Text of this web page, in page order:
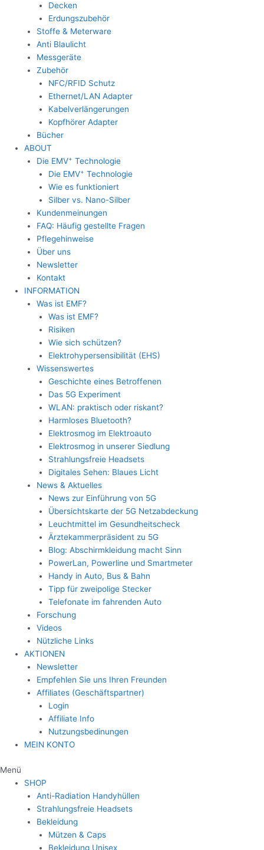
Decken
Erdungszubehör
Stoffe & Meterware
Anti Blaulicht
Messgeräte
Zubehör
NFC/RFID Schutz
Ethernet/LAN Adapter
Kabelverlängerungen
Kopfhörer Adapter
Bücher
ABOUT
Die EMV+ Technologie
Die EMV+ Technologie
Wie es funktioniert
Silber vs. Nano-Silber
Kundenmeinungen
FAQ: Häufig gestellte Fragen
Pflegehinweise
Über uns
Newsletter
Kontakt
INFORMATION
Was ist EMF?
Was ist EMF?
Risiken
Wie sich schützen?
Elektrohypersensibilität (EHS)
Wissenswertes
Geschichte eines Betroffenen
Das 5G Experiment
WLAN: praktisch oder riskant?
Harmloses Bluetooth?
Elektrosmog im Elektroauto
Elektrosmog in unserer Siedlung
Strahlungsfreie Headsets
Digitales Sehen: Blaues Licht
News & Aktuelles
News zur Einführung von 5G
Übersichtskarte der 5G Netzabdeckung
Leuchtmittel im Gesundheitscheck
Ärztekammerpräsident zu 5G
Blog: Abschirmkleidung macht Sinn
PowerLan, Powerline und Smartmeter
Handy in Auto, Bus & Bahn
Tipp für zweipolige Stecker
Telefonate im fahrenden Auto
Forschung
Videos
Nützliche Links
AKTIONEN
Newsletter
Empfehlen Sie uns Ihren Freunden
Affiliates (Geschäftspartner)
Login
Affiliate Info
Nutzungsbedinungen
MEIN KONTO
Menü
SHOP
Anti-Radiation Handyhüllen
Strahlungsfreie Headsets
Bekleidung
Mützen & Caps
Bekleidung Unisex